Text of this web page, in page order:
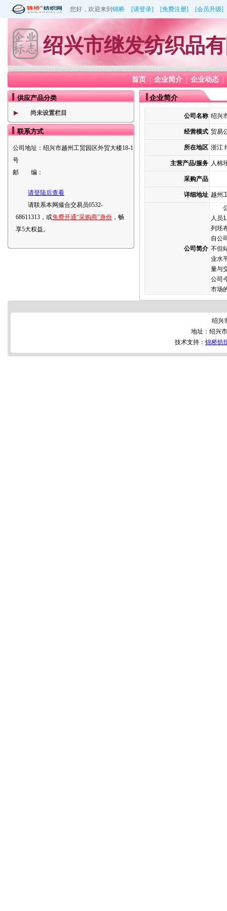
您好，欢迎来到 锦桥 [请登录] [免费注册] [会员升级]
绍兴市继发纺织品
首页 企业简介 企业动态
供应产品分类
尚未设置栏目
联系方式
公司地址： 绍兴市越州工贸园区外贸大楼18-1
号
邮 编：
请登陆后查看
请联系本网撮合交易员0532-
68611313，或免费开通“采购商”身份 ，畅
享5大权益。
企业简介
公司名称 绍兴
经营模式 贸易
所在地区 浙江
主营产品/服务 人棉
采购产品
详细地址 越州
公司简介
人员
列坯
自公
不但
业水
量与
公司
市场
绍兴
地址：绍兴
技术支持： 锦桥纺